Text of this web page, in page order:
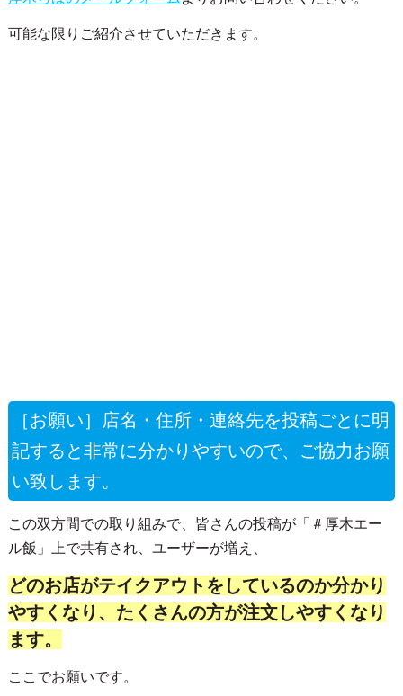
可能な限りご紹介させていただきます。
［お願い］店名・住所・連絡先を投稿ごとに明
記すると非常に分かりやすいので、ご協力お願
い致します。
この双方間での取り組みで、皆さんの投稿が「＃厚木エー
ル飯」上で共有され、ユーザーが増え、
どのお店がテイクアウトをしているのか分かり
やすくなり、たくさんの方が注文しやすくなり
ます。
ここでお願いです。